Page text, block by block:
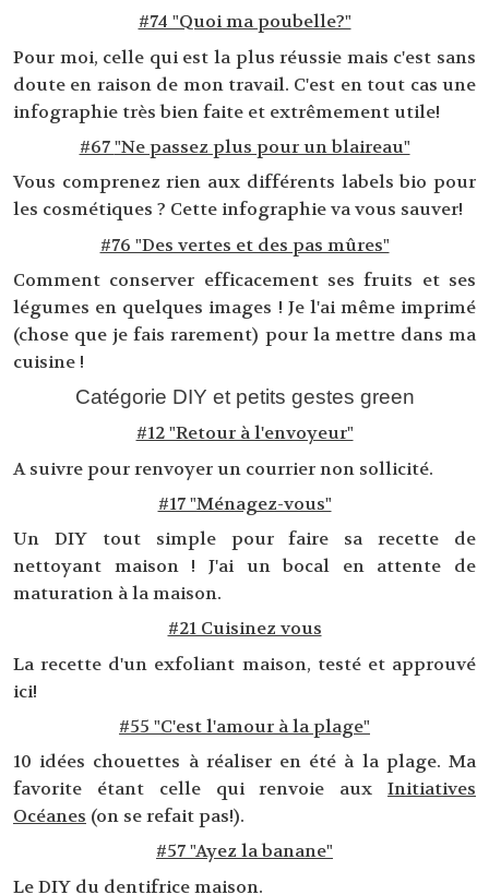
#74 "Quoi ma poubelle?"
Pour moi, celle qui est la plus réussie mais c'est sans
doute en raison de mon travail. C'est en tout cas une
infographie très bien faite et extrêmement utile!
#67"Ne passez plus pour un blaireau"
Vous comprenez rien aux différents labels bio pour
les cosmétiques ? Cette infographie va vous sauver!
#76 "Des vertes et des pas mûres"
Comment conserver efficacement ses fruits et ses
légumes en quelques images ! Je l'ai même imprimé
(chose que je fais rarement) pour la mettre dans ma
cuisine !
Catégorie DIY et petits gestes green
#12 "Retour à l'envoyeur"
A suivre pour renvoyer un courrier non sollicité.
#17 "Ménagez-vous"
Un DIY tout simple pour faire sa recette de
nettoyant maison ! J'ai un bocal en attente de
maturation à la maison.
#21 Cuisinez vous
La recette d'un exfoliant maison, testé et approuvé
ici!
#55 "C'est l'amour à la plage"
10 idées chouettes à réaliser en été à la plage. Ma
favorite étant celle qui renvoie aux Initiatives
Océanes (on se refait pas!).
#57 "Ayez la banane"
Le DIY du dentifrice maison.